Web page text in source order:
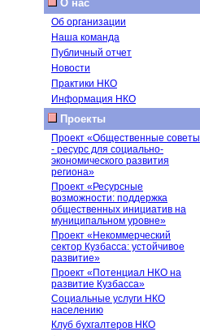
О нас
Об организации
Наша команда
Публичный отчет
Новости
Практики НКО
Информация НКО
Проекты
Проект «Общественные советы
- ресурс для социально-
экономического развития
региона»
Проект «Ресурсные
возможности: поддержка
общественных инициатив на
муниципальном уровне»
Проект «Некоммерческий
сектор Кузбасса: устойчивое
развитие»
Проект «Потенциал НКО на
развитие Кузбасса»
Социальные услуги НКО
населению
Клуб бухгалтеров НКО